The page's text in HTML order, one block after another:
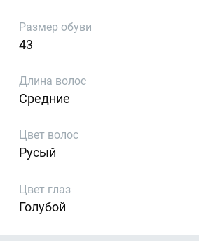
Размер обуви
43
Длина волос
Средние
Цвет волос
Русый
Цвет глаз
Голубой